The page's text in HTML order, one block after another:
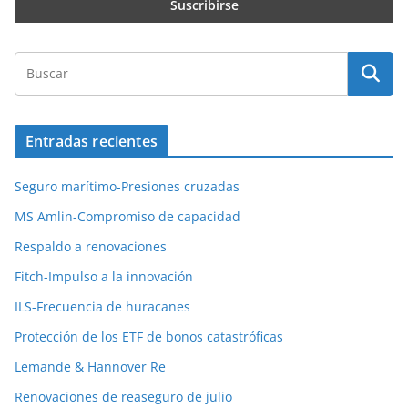
Entradas recientes
Seguro marítimo-Presiones cruzadas
MS Amlin-Compromiso de capacidad
Respaldo a renovaciones
Fitch-Impulso a la innovación
ILS-Frecuencia de huracanes
Protección de los ETF de bonos catastróficas
Lemande & Hannover Re
Renovaciones de reaseguro de julio